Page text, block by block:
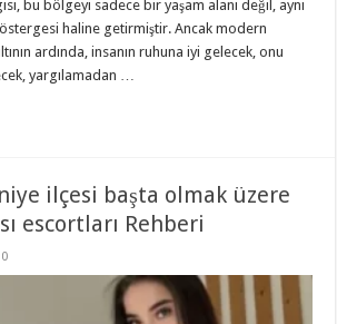
bu bölgeyi sadece bir yaşam alanı değil, aynı
haline getirmiştir. Ancak modern
ardında, insanın ruhuna iyi gelecek, onu
yargılamadan …
ilçesi başta olmak üzere
escortları Rehberi
0